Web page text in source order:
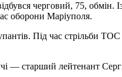
черговий, 75, обмін.
оборони Маріуполя.
Під час стрільби
— старший лейтенант